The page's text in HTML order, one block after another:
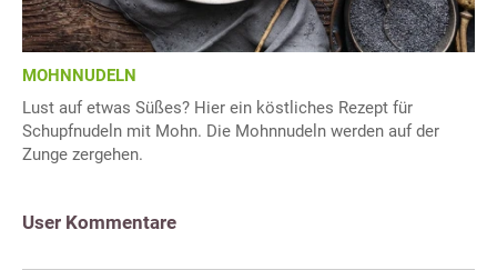
MOHNNUDELN
Lust auf etwas Süßes? Hier ein köstliches Rezept für
Schupfnudeln mit Mohn. Die Mohnnudeln werden auf der
Zunge zergehen.
User Kommentare